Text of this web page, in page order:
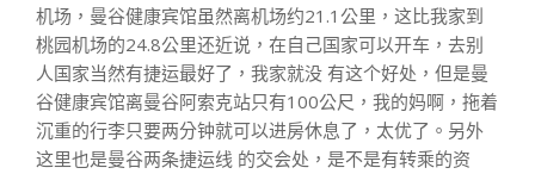
机场，曼谷健康宾馆虽然离机场约21.1公里，这比我家到
桃园机场的24.8公里还近说，在自己国家可以开车，去别
人国家当然有捷运最好了，我家就没 有这个好处，但是曼
谷健康宾馆离曼谷阿索克站只有100公尺，我的妈啊，拖着
沉重的行李只要两分钟就可以进房休息了，太优了。另外
这里也是曼谷两条捷运线 的交会处，是不是有转乘的资